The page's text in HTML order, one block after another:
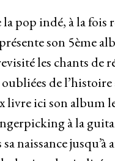
pop indé, à la fois
son 5ème
les chants de
de l’histoire
livre ici son album
à la
naissance